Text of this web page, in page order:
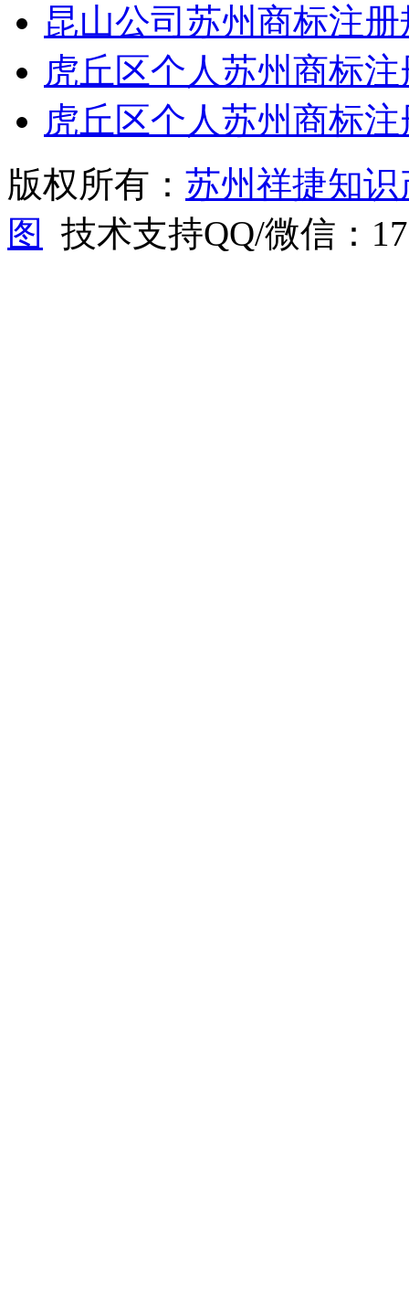
昆山公司苏州商标注
虎丘区个人苏州商标
虎丘区个人苏州商标
版权所有： 苏州祥捷知
图
技术支持QQ/微信：